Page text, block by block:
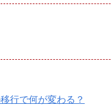
行で何が変わる？